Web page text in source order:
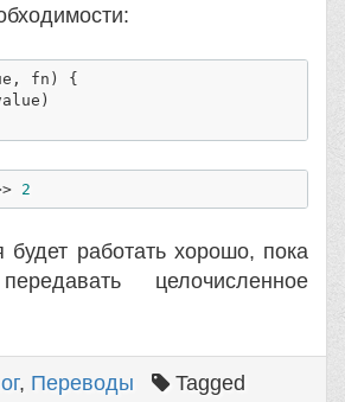
fn ) {
2
будет работать хорошо, пока
целочисленное
, Переводы
Tagged